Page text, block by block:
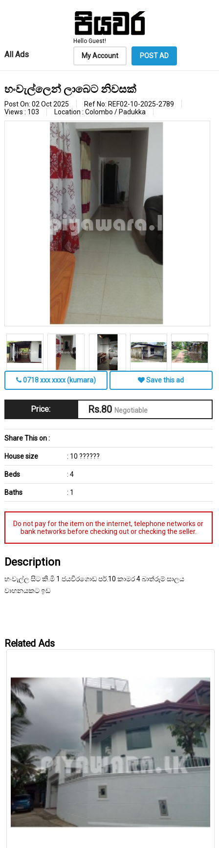
All Ads
Hello Guest!
My Account POST AD
හංවැල්ලෙන් ලාබෙට නිවසක්
Post On: 02 Oct 2025
Ref No: REF02-10-2025-2789
Views : 103
Location : Colombo / Padukka
0718 xxx xxxx (kumara) Save this ad
Price: Rs.80 Negotiable
Share This on :
House size : 10 ??????
Beds : 4
Baths : 1
Do not pay for the item on the internet, telephone networks or
bank networks before checking out or checking the seller.
Description
හංවැල්ල සිට කි.මි 1 ජයවීරගොඩ පර්.10 කාමර 4 බාත්රූම් සාලය
වාහනයකට ඉඩ
Related Ads